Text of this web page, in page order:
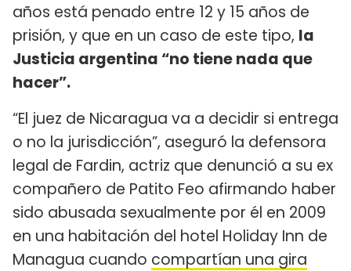
años está penado entre 12 y 15 años de
prisión, y que en un caso de este tipo, la
Justicia argentina “no tiene nada que
hacer”.
“El juez de Nicaragua va a decidir si entrega
o no la jurisdicción”, aseguró la defensora
legal de Fardin, actriz que denunció a su ex
compañero de Patito Feo afirmando haber
sido abusada sexualmente por él en 2009
en una habitación del hotel Holiday Inn de
Managua cuando compartían una gira